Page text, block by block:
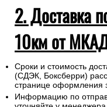
2. Доставка
10км от
Сроки и стоимость
(СДЭК, Боксберри)
странице оформления
Информацию по